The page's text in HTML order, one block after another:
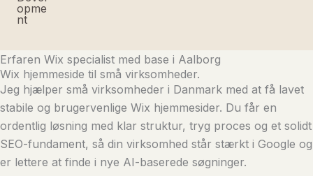
Erfaren Wix specialist med base i Aalborg
Wix hjemmeside til små virksomheder.
Jeg hjælper små virksomheder i Danmark med at få lavet
stabile og brugervenlige Wix hjemmesider. Du får en
ordentlig løsning med klar struktur, tryg proces og et solidt
SEO-fundament, så din virksomhed står stærkt i Google og
er lettere at finde i nye AI-baserede søgninger.